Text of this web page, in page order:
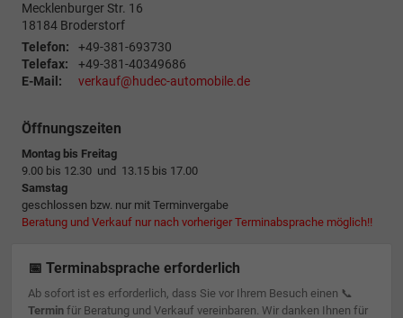
Mecklenburger Str. 16
18184 Broderstorf
Telefon:
+49-381-693730
Telefax:
+49-381-40349686
E-Mail:
verkauf@hudec-automobile.de
Öffnungszeiten
Montag bis Freitag
9.00 bis 12.30 und 13.15 bis 17.00
Samstag
geschlossen bzw. nur mit Terminvergabe
Beratung und Verkauf nur nach vorheriger Terminabsprache möglich!!
📅 Terminabsprache erforderlich
Ab sofort ist es erforderlich, dass Sie vor Ihrem Besuch einen 📞
Terminfür Beratung und Verkauf vereinbaren. Wir danken Ihnen für